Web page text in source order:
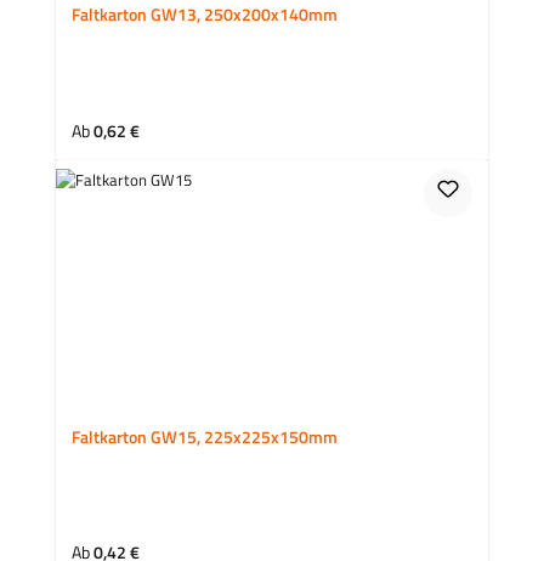
Faltkarton GW13, 250x200x140mm
Regulärer Preis:
Ab0,62 €
Faltkarton GW15, 225x225x150mm
Regulärer Preis:
Ab0,42 €